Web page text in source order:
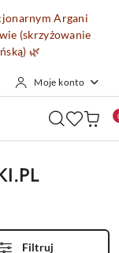
Argani
(skrzyżowanie
🌿
Moje konto
Filtruj